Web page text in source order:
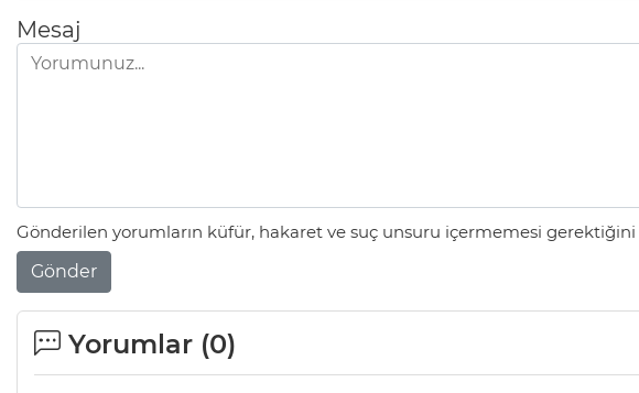
Mesaj
Gönderilen yorumların küfür, hakaret ve suç unsuru içermemesi gerektiğini
Gönder
Yorumlar (0)